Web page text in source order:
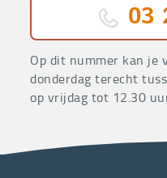
03
Op dit nummer kan je
donderdag terecht
op vrijdag tot 12.30